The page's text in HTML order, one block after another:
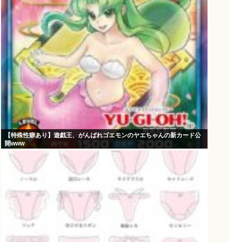
【特殊性癖あり】遊戯王、がんばれゴエモンのヤエちゃんの新カード公
開www